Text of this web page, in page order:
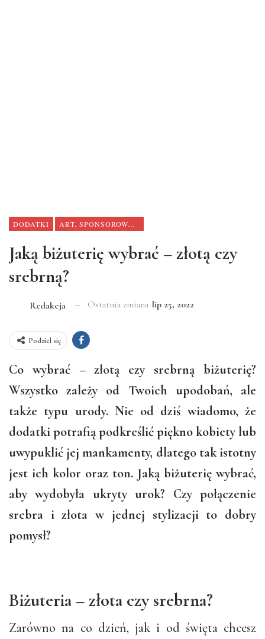
DODATKI
Jaką biżuterię wybrać – złotą czy
srebrną?
Redakcja Ostatnia zmiana lip 25, 2022
Podziel się
Co wybrać – złotą czy srebrną biżuterię?
Wszystko zależy od Twoich upodobań, ale
także typu urody. Nie od dziś wiadomo, że
dodatki potrafią podkreślić piękno kobiety lub
uwypuklić jej mankamenty, dlatego tak istotny
jest ich kolor oraz ton. Jaką biżuterię wybrać,
aby wydobyła ukryty urok? Czy połączenie
srebra i złota w jednej stylizacji to dobry
pomysł?
Biżuteria – złota czy srebrna?
Zarówno na co dzień, jak i od święta chcesz